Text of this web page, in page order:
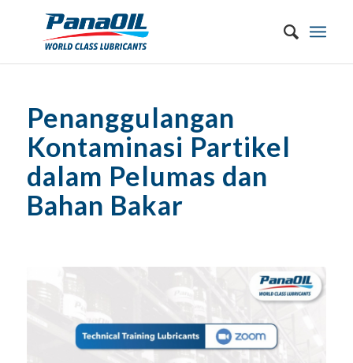
Penanggulangan
Kontaminasi Partikel
dalam Pelumas dan
Bahan Bakar